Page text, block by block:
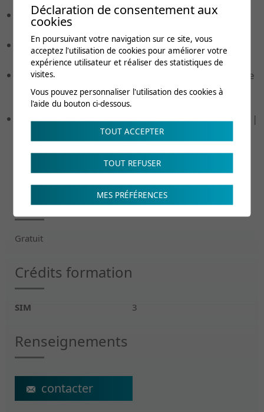
Dr Pierre-Alain Buchard, Médecin consultant,
Centre d'évaluation et de consultations | CRR
Dre Maria Iakova, Médecin Cheffe du Centre
d'évaluation et de consultations | CRR
Mme Maryvonne Pernet
, Responsable du service
impotence et contribution d'assistance | Office AI
Vaud
M. Alain Python, Responsable du service Adultes |
Frais de cours
Gratuit
Crédits formation
SIM 3
Renseignements
ecs@crr-suva.ch
Déclaration de consentement aux
cookies
En poursuivant votre navigation sur ce site, vous
acceptez l'utilisation de cookies pour améliorer votre
expérience utilisateur et réaliser des statistiques de
visites.
Vous pouvez personnaliser l'utilisation des cookies à
l'aide du bouton ci-dessous.
TOUT ACCEPTER
TOUT REFUSER
MES PRÉFÉRENCES